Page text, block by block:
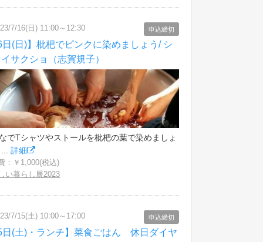
申込締切
7/16(日) 11:00～12:30
日(日)】枇杷でピンクに染めましょう/ シ
サクショ（志賀規子）
でTシャツやストールを枇杷の葉で染めましょ
...詳細
：￥1,000(税込)
い暮らし展2023
申込締切
7/15(土) 10:00～17:00
日(土)・ランチ】菜食ごはん 休日ダイヤ